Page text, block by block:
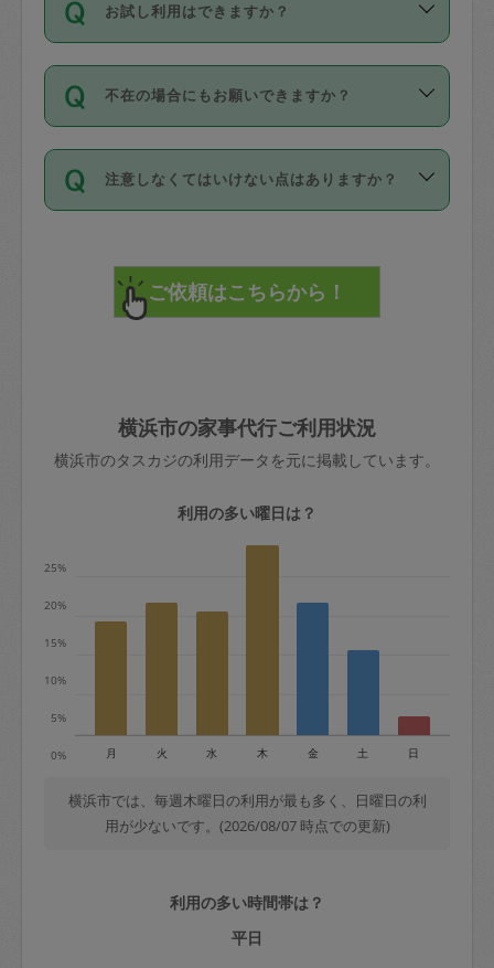
ールに記載していますので、各自の得意
を依頼してください。
※テストセンターの講評は１件目のレビュ
参考
【詳細】タスカジさんの登録に際
す。
写真を撮り、
詳細FAQ：
損害賠償保険について教えて
タスカジさんへ「募集」をかけることが
可能です。
す。
1. 直前キャンセル（定期、スポット契約
共通）
72時間を超える※と、以下のキャンセル
料が発生します。
直前キャンセル料：
72時間前〜24時間前＝依頼料金の50%
依頼者不在による当日キャンセル＝依頼
金額の100%＋交通費全額
※例：依頼日時／土曜日午前9時開始の場
50%
金曜日9時～土曜日8時まで＝依頼金額の
＋交通費全額
依頼者不在による当日キャンセル＝依頼
金額の100%＋交通費全額
定期契約をキャンセルする場合、毎週定
期は月2回まで隔週定期は月1回までキャ
お試し利用はできますか？
「お試し利用」というメニューはありま
せんが、「一回のみ」依頼を活用するこ
とによって、気に入ったタスカジさんを
まず、条件の合う気になるタスカジさ
みてください。
その後、一番気に入ったタスカジさんに
不在の場合にもお願いできますか？
不在の場合の作業はタスカジさんの同意
が必要です。数回の依頼ののち、タスカ
ジさんと依頼者の間で十分な信頼関係が
てください。
不在時に部屋に入るためにタスカジさん
きた場合は損害保険の対象外となるので
ご注意ください。
注意しなくてはいけない点はありますか？
で、必ず鍵のかかるロッカーや金庫に入
れて依頼者の責任の元管理するよう心掛
けてください。
玉、など
あわせてこちらも参照ください：初めて
はありますか？
横浜市の家事代行ご利用状況
横浜市のタスカジの利用データを元に掲載しています。
利用の多い曜日は？
0%
5%
10%
15%
20%
25%
月 火 水 木 金 土 日
横浜市では、毎週木曜日の利用が最も多く、日曜日の利
用が少ないです。(2026/08/07 時点での更新)
利用の多い時間帯は？
平日